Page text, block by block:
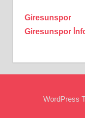
Giresunspor
Giresunspor
WordPress